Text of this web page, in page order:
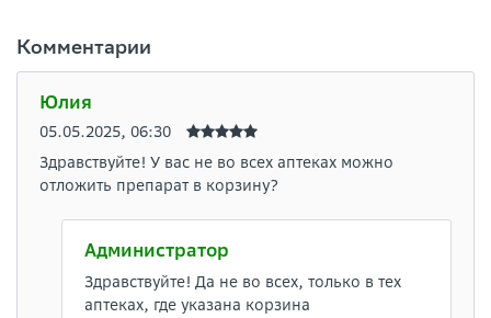
Комментарии
Юлия
05.05.2025, 06:30
Здравствуйте! У вас не во всех аптеках можно
отложить препарат в корзину?
Администратор
Здравствуйте! Да не во всех, только в тех
аптеках, где указана корзина